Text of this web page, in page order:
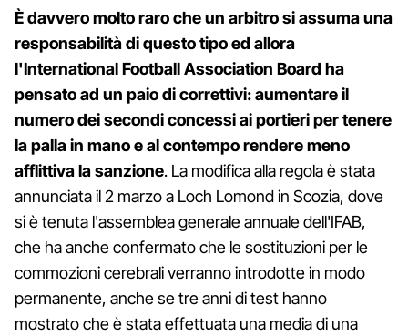
È davvero molto raro che un arbitro si assuma una
responsabilità di questo tipo ed allora
l'International Football Association Board ha
pensato ad un paio di correttivi: aumentare il
numero dei secondi concessi ai portieri per tenere
la palla in mano e al contempo rendere meno
afflittiva la sanzione. La modifica alla regola è stata
annunciata il 2 marzo a Loch Lomond in Scozia, dove
si è tenuta l'assemblea generale annuale dell'IFAB,
che ha anche confermato che le sostituzioni per le
commozioni cerebrali verranno introdotte in modo
permanente, anche se tre anni di test hanno
mostrato che è stata effettuata una media di una